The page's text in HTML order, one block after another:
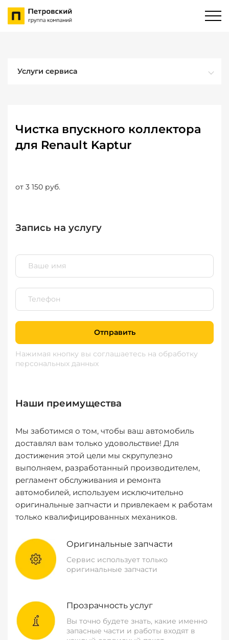
Услуги сервиса
Чистка впускного коллектора
для Renault Kaptur
от 3 150 руб.
Запись на услугу
Отправить
Нажимая кнопку вы соглашаетесь на обработку
персональных данных
Наши преимущества
Мы заботимся о том, чтобы ваш автомобиль
доставлял вам только удовольствие! Для
достижения этой цели мы скрупулезно
выполняем, разработанный производителем,
регламент обслуживания и ремонта
автомобилей, используем исключительно
оригинальные запчасти и привлекаем к работам
только квалифицированных механиков.
Оригинальные запчасти
Сервис использует только
оригинальные запчасти
Прозрачность услуг
Вы точно будете знать, какие именно
запасные части и работы входят в